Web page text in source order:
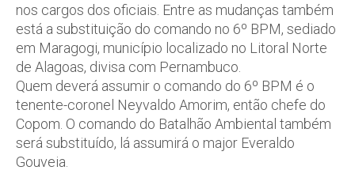
nos cargos dos oficiais. Entre as mudanças também
está a substituição do comando no 6º BPM, sediado
em Maragogi, município localizado no Litoral Norte
de Alagoas, divisa com Pernambuco.
Quem deverá assumir o comando do 6º BPM é o
tenente-coronel Neyvaldo Amorim, então chefe do
Copom. O comando do Batalhão Ambiental também
será substituído, lá assumirá o major Everaldo
Gouveia.